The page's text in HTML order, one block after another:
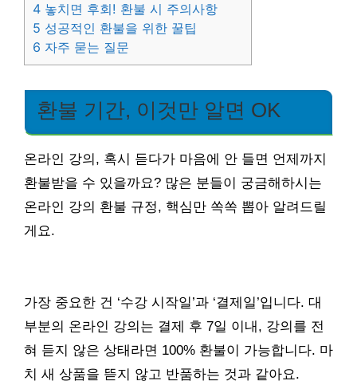
4 놓치면 후회! 환불 시 주의사항
5 성공적인 환불을 위한 꿀팁
6 자주 묻는 질문
환불 기간, 이것만 알면 OK
온라인 강의, 혹시 듣다가 마음에 안 들면 언제까지
환불받을 수 있을까요? 많은 분들이 궁금해하시는
온라인 강의 환불 규정, 핵심만 쏙쏙 뽑아 알려드릴
게요.
가장 중요한 건 ‘수강 시작일’과 ‘결제일’입니다. 대
부분의 온라인 강의는 결제 후 7일 이내, 강의를 전
혀 듣지 않은 상태라면 100% 환불이 가능합니다. 마
치 새 상품을 뜯지 않고 반품하는 것과 같아요.